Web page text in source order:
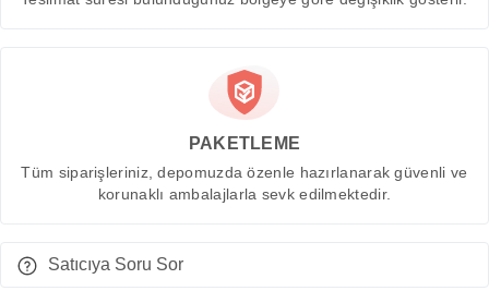
PAKETLEME
Tüm siparişleriniz, depomuzda özenle hazırlanarak güvenli ve
korunaklı ambalajlarla sevk edilmektedir.
Satıcıya Soru Sor